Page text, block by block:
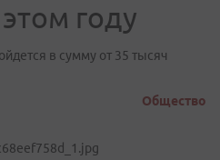
году
в сумму от 35 тысяч
Общество